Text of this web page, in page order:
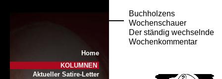
Home
KOLUMNEN
Aktueller Satire-Letter
Buchholzens
Wochenschauer
Der ständig wechselnde
Wochenkommentar